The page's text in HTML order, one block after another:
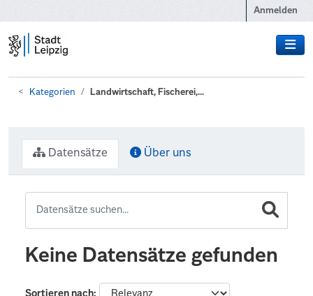
Anmelden
Kategorien Landwirtschaft, Fischerei,...
Datensätze Über uns
Keine Datensätze gefunden
Sortieren nach